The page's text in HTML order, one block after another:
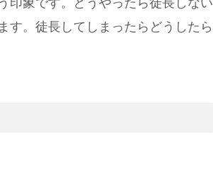
印象です。どうやったら徒長しない
す。徒長してしまったらどうしたら